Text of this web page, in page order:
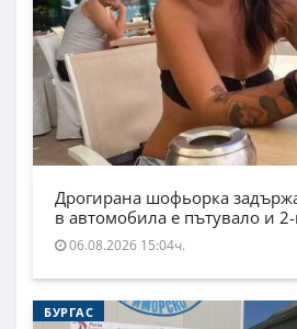
Дрогирана шофьорка
в автомобила е пътувало и
06.08.2026 15:04ч.
БУРГАС